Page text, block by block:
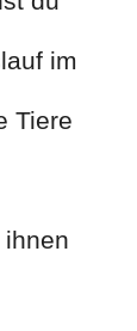
im
Tiere